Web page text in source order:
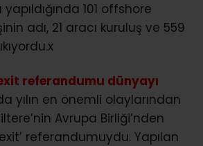
101 offshore
adı, 21 aracı kuruluş ve 559
referandumu dünyayı
yılın en önemli olaylarından
Avrupa Birliği’nden
referandumuydu. Yapılan